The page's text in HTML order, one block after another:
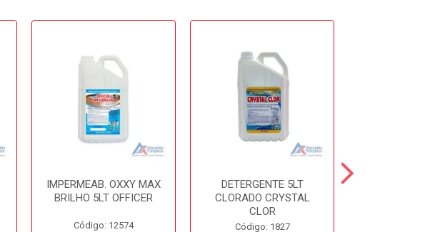
IMPERMEAB. OXXY MAX
BRILHO 5LT OFFICER
Código: 12574
DETERGENTE 5LT
CLORADO CRYSTAL
CLOR
Código: 1827